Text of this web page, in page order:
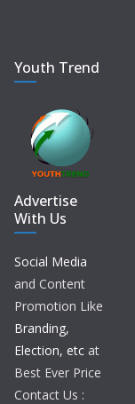
Youth Trend
Advertise
With Us
Social Media
and Content
Promotion Like
Branding,
Election, etc at
Best Ever Price
Contact Us :